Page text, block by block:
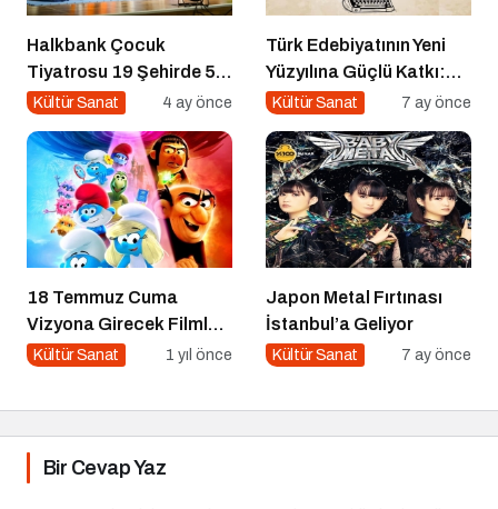
Halkbank Çocuk
Tiyatrosu 19 Şehirde 50
Gösterimle Sahne Alıyor!
Kültür Sanat 4 ay önce
Türk Edebiyatının Yeni
Yüzyılına Güçlü Katkı:
“100 Yazar 100 Yeni
Gecesi
Kültür Sanat 7 ay önce
18 Temmuz Cuma
Vizyona Girecek Filmler
Belli Oldu
Kültür Sanat 1 yıl önce
Japon Metal Fırtınası
İstanbul’a Geliyor
Kültür Sanat 7 ay önce
Bir Cevap Yaz